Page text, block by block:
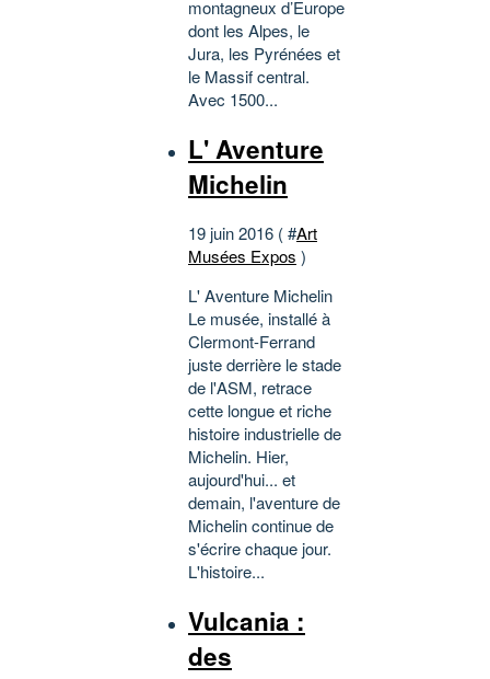
montagneux d’Europe
dont les Alpes, le
Jura, les Pyrénées et
le Massif central.
Avec 1500...
L' Aventure
Michelin
19 juin 2016 ( #Art
Musées Expos )
L' Aventure Michelin
Le musée, installé à
Clermont-Ferrand
juste derrière le stade
de l'ASM, retrace
cette longue et riche
histoire industrielle de
Michelin. Hier,
aujourd'hui... et
demain, l'aventure de
Michelin continue de
s'écrire chaque jour.
L'histoire...
Vulcania :
des